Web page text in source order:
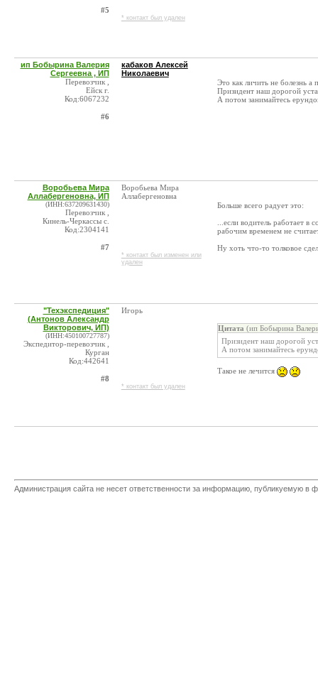
#5
* контакт был удален
ип Бобырина Валерия
Сергеевна , ИП
Перевозчик ,
Ейск г.
Код:6067232
#6
кабаков Алексей
Николаевич
Это как личить не болезнь а
Призидент наш дорогой
А потом занимайтесь
Воробьева Мира
Аллабергеновна, ИП
(ИНН:637209631430)
Перевозчик ,
Кинель-Черкассы с.
Код:2304141
#7
Воробьева Мира
Аллабергеновна
* контакт был изменен или
удален
Больше всего радует это:
...если водитель работает в
рабочим временем не
Ну хоть что-то толковое
"Техэкспедиция"
(Антонов Александр
Викторович, ИП)
(ИНН:450100727787)
Экспедитор-перевозчик ,
Курган
Код:442641
#8
Игорь
* контакт был удален
Цитата (ип Бобырина
Призидент наш дорогой
А потом занимайтесь
Такое не лечится
Администрация сайта не несет ответственности за информацию, публикуемую